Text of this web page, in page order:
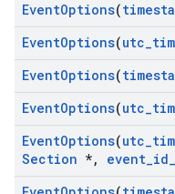
EventOptions(
EventOptions(utc_
EventOptions(
EventOptions(utc_
EventOptions(utc_
Section *, event_id_